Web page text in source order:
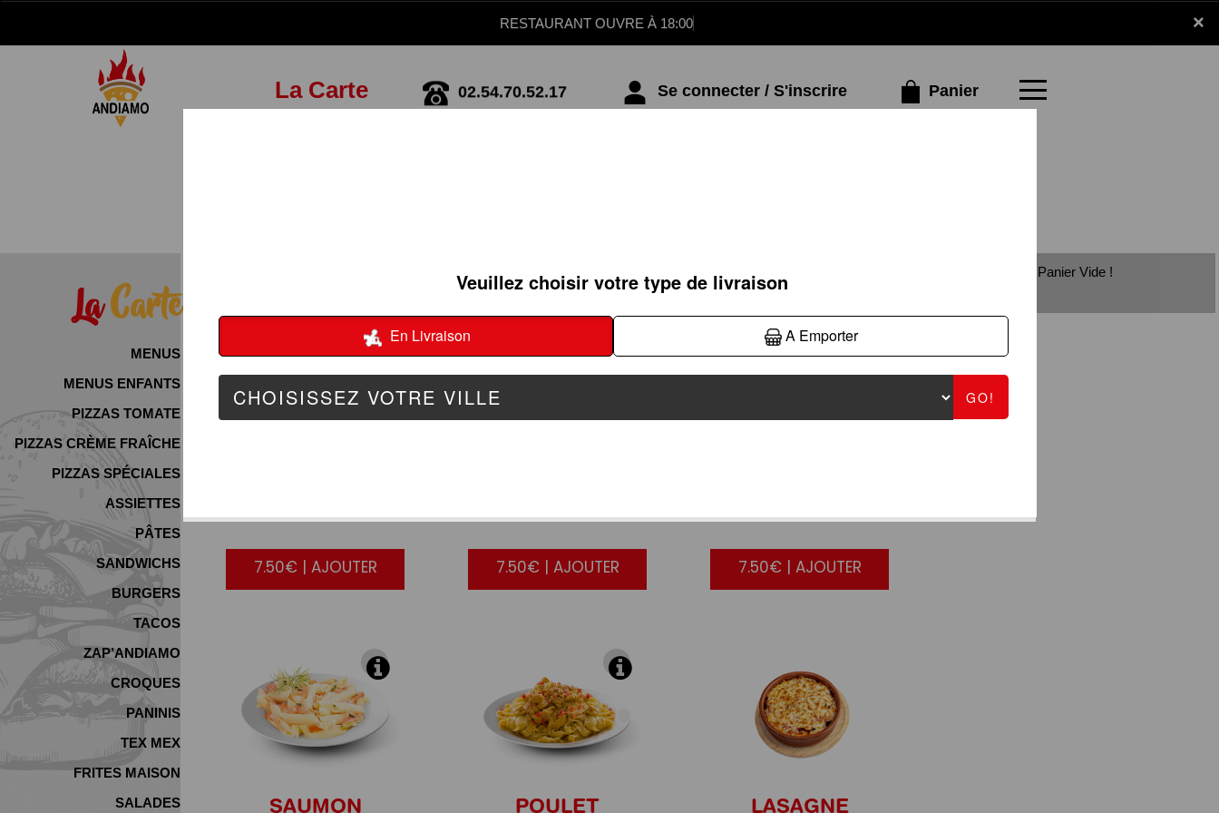
×
RESTAURANT OUVRE À 18:00
La Carte 02.54.70.52.17 Se connecter / S'inscrire Panier
×
LaCarte
MENUS
MENUS ENFANTS
PIZZAS TOMATE
PIZZAS CRÈME FRAÎCHE
PIZZAS SPÉCIALES
ASSIETTES
PÂTES
SANDWICHS
BURGERS
TACOS
ZAP’ANDIAMO
CROQUES
PANINIS
TEX MEX
FRITES MAISON
SALADES
PÂTES
7.50€ | AJOUTER 7.50€ | AJOUTER 7.50€ | AJOUTER
SAUMON POULET LASAGNE
Panier Vide !